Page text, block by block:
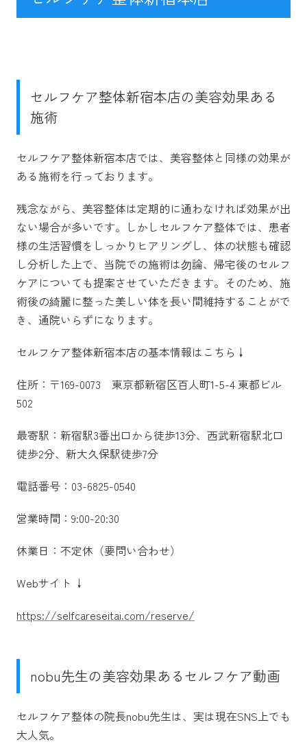
セルフケア整体新宿本店の美容効果ある
施術
セルフケア整体新宿本店では、美容整体と同様の効果が
ある施術を行っております。
残念ながら、美容整体は定期的に通わなければ効果が出
ない場合が多いです。しかしセルフケア整体では、患者
様の生活習慣をしっかりヒアリングし、体の状態も確認
し分析した上で、当院での施術は勿論、帰宅後のセルフ
ケアについても提案させていただきます。そのため、施
術後の綺麗に整った美しい体を長い間維持することがで
き、通院いらずになります。
セルフケア整体新宿本店の基本情報はこちら↓
住所：〒169-0073 東京都新宿区百人町1-5-4 東都ビル
502
最寄駅：新宿駅3番出口から徒歩13分、西武新宿駅北口
徒歩2分、新大久保駅徒歩7分
電話番号：03-6825-0540
営業時間：9:00-20:30
休業日：不定休（要問い合わせ）
Webサイト ↓
https://selfcareseitai.com/reserve/
nobu先生の美容効果あるセルフケア動画
セルフケア整体の院長nobu先生は、実は現在SNS上でも
大人気。